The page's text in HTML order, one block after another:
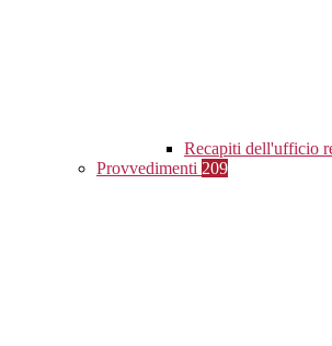
Recapiti dell'ufficio
Provvedimenti 209